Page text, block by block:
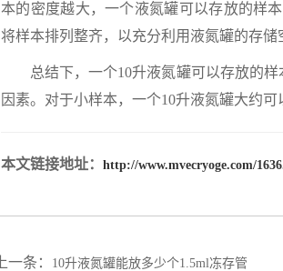
本的密度越大，一个液氮罐可以存放的样
将样本排列整齐，以充分利用液氮罐的存储
总结下，一个10升液氮罐可以存放的样
因素。对于小样本，一个10升液氮罐大约可
本文链接地址： http://www.mvecryoge.com/
上一条： 10升液氮罐能放多少个1.5ml冻存管